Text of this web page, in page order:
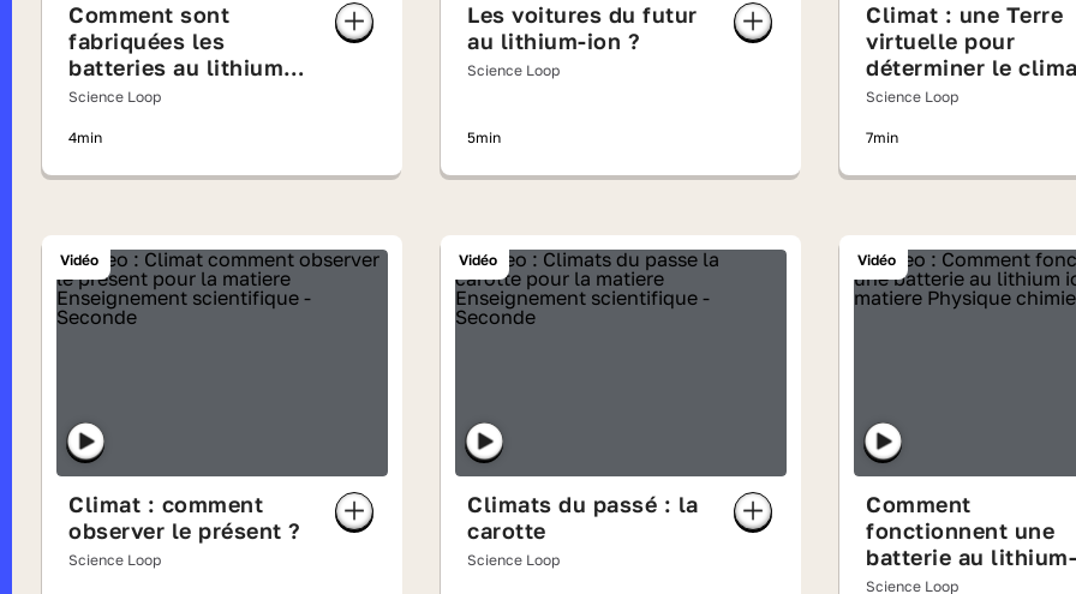
Comment sont
fabriquées les
batteries au lithium-
ion ?
Science Loop
4min
Les voitures du futur
au lithium-ion ?
Science Loop
5min
Climat : une Terre
virtuelle pour
déterminer le
du futur
Science Loop
7min
Vidéo
Climat : comment
observer le présent ?
Science Loop
Vidéo
Climats du passé : la
carotte
Science Loop
Vidéo
Comment
fonctionnent une
batterie au lithium-
ion ?
Science Loop